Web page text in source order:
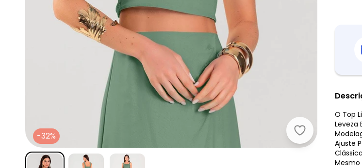
Dianna - Top
-32%
O Top
Leveza
Ajuste
Mesmo